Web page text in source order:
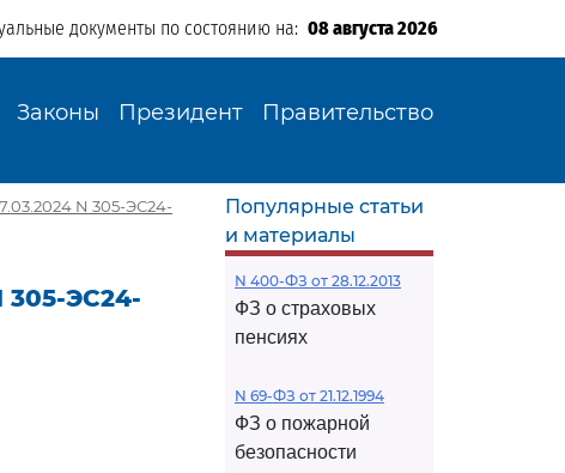
документы по состоянию на: 08 августа 2026
Законы Президент Правительство
N 305-ЭС24-
305-ЭС24-
Популярные статьи
и материалы
N 400-ФЗ от 28.12.2013
ФЗ о страховых
пенсиях
N 69-ФЗ от 21.12.1994
ФЗ о пожарной
безопасности